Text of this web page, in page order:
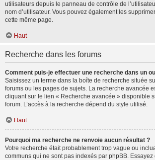
utilisateurs depuis le panneau de contrôle de
nom d’utilisateur. Vous pouvez également les
cette même page.
Haut
Recherche dans les forums
Comment puis-je effectuer une recherche dans un
Saisissez un terme dans la boîte de recherche située
forums ou les pages de sujets. La recherche avancée
cliquant sur le lien « Recherche avancée » disponible
forum. L’accès à la recherche dépend du style utilisé.
Haut
Pourquoi ma recherche ne renvoie aucun résultat ?
Votre recherche était probablement trop vague ou
communs qui ne sont pas indexés par phpBB. Essayez